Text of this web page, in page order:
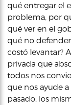
qué entregar el
problema, por
qué ver en el
qué no
costó levantar?
privada que
todos nos
que nos ayude
pasado, los